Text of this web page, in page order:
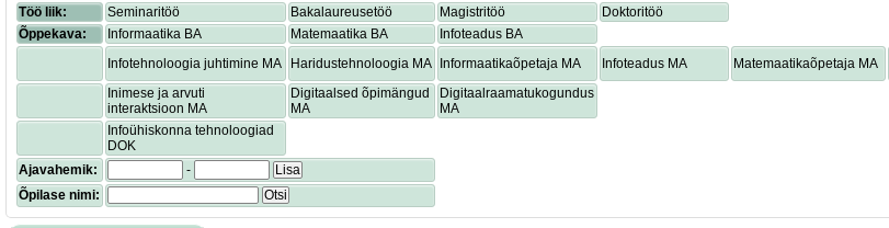
Töö liik:
Seminaritöö Bakalaureusetöö Magistritöö
Doktoritöö
Õppekava:
Informaatika BA Matemaatika BA
Infoteadus BA
Infotehnoloogia juhtimine MA
Haridustehnoloogia MA Informaatikaõpetaja MA Infoteadus MA Matemaatikaõpetaja MA
Inimese ja arvuti
interaktsioon MA
Digitaalsed õpimängud
MA
Digitaalraamatukogundus
MA
Infoühiskonna tehnoloogiad
DOK
Ajavahemik:
-
Lisa
Õpilase nimi:
Otsi